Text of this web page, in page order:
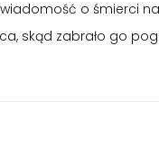
o śmierci
skąd zabrało go